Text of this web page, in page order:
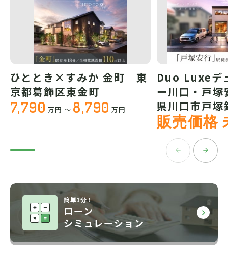
ひととき×すみか 金町 東
京都葛飾区東金町
7,790 万円 ～ 8,790 万円
Duo Luxeデ
ー川口・戸
県川口市戸塚
販売価格
簡単1分！
ローン
シミュレーション